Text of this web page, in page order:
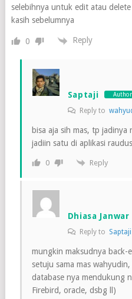
selebihnya untuk edit atau
kasih sebelumnya
0 Reply
Saptaji Author
Reply to
bisa aja sih mas, tp
jadiin satu di aplikasi
0 Reply
Dhiasa Janwar
Reply to Saptaji
mungkin maksudnya back-
setuju sama mas
database nya mendukung
Firebird, oracle, dsbg ll)